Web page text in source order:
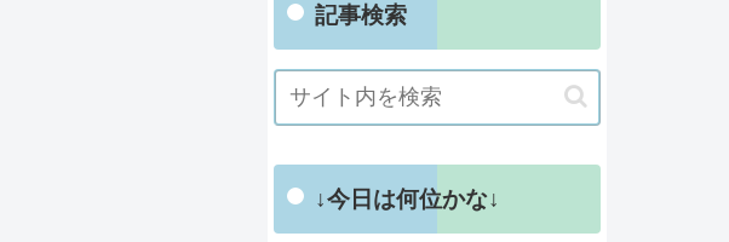
記事検索
↓今日は何位かな↓